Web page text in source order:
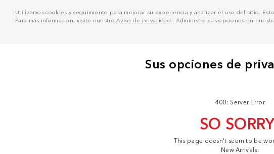
Utilizamos cookies y seguimiento para mejorar su experiencia y analizar el uso del sitio.
Para más información, visite nuestroAviso de privacidad . Administre sus opciones en
400: Server Error
SO
This page doesn't seem to be
New Arrivals: